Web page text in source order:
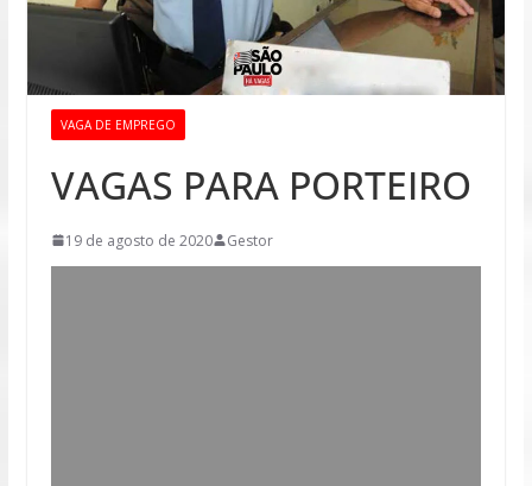
VAGA DE EMPREGO
VAGAS PARA PORTEIRO
19 de agosto de 2020 Gestor